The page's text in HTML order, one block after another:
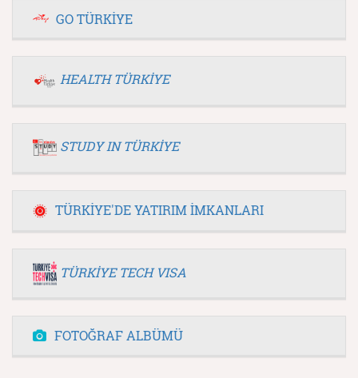
GO TÜRKİYE
HEALTH TÜRKİYE
STUDY IN TÜRKİYE
TÜRKİYE'DE YATIRIM İMKANLARI
TÜRKİYE TECH VISA
FOTOĞRAF ALBÜMÜ